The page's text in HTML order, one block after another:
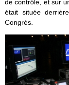
de contrôle, et sur
était située
Congrès.